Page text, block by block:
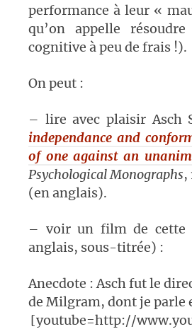
performance à leur «
qu’on appelle
cognitive à peu de frais !).
On peut :
– lire avec plaisir Asch
independance and
of one against an
Psychological Monographs,
(en anglais).
– voir un film de cette
anglais, sous-titrée) :
Anecdote : Asch fut le
de Milgram, dont je parle
[youtube=http://